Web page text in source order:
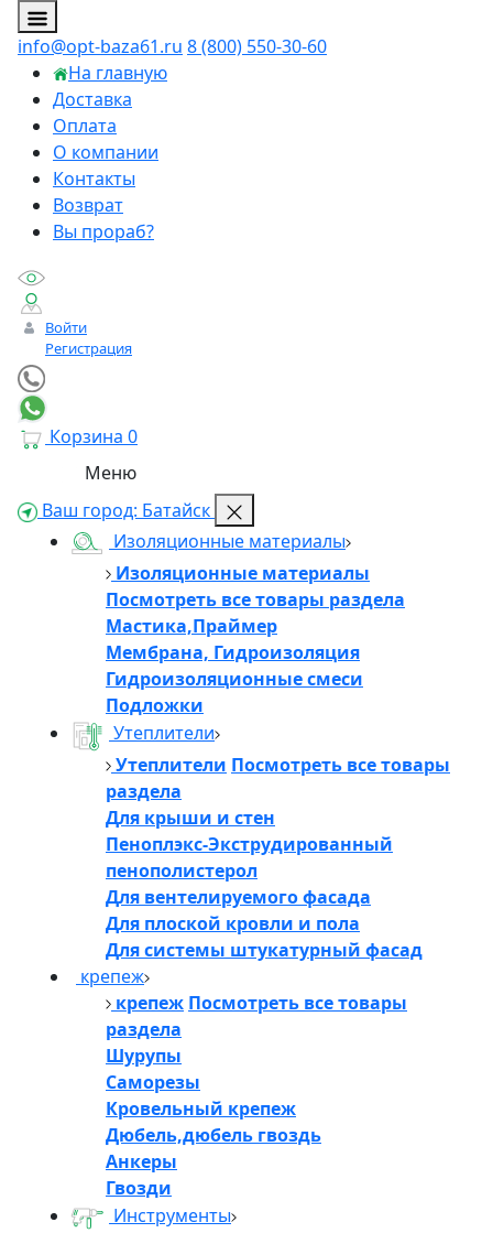
info@opt-baza61.ru 8 (800) 550-30-60
На главную
Доставка
Оплата
О компании
Контакты
Возврат
Вы прораб?
Войти
Регистрация
Корзина 0
Меню
Ваш город: Батайск
Изоляционные материалы
Изоляционные материалы
Посмотреть все товары раздела
Мастика,Праймер
Мембрана, Гидроизоляция
Гидроизоляционные смеси
Подложки
Утеплители
Утеплители Посмотреть все товары
раздела
Для крыши и стен
Пеноплэкс-Экструдированный
пенополистерол
Для вентелируемого фасада
Для плоской кровли и пола
Для системы штукатурный фасад
крепеж
крепеж Посмотреть все товары
раздела
Шурупы
Саморезы
Кровельный крепеж
Дюбель,дюбель гвоздь
Анкеры
Гвозди
Инструменты